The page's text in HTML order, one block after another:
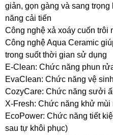
giản, gọn gàng và sang
năng cải tiến
Công nghệ xả xoáy cuốn trôi
Công nghệ Aqua Ceramic
trong suốt thời gian sử dụng
E-Clean: Chức năng phun
EvaClean: Chức năng vệ
CozyCare: Chức năng sưởi
X-Fresh: Chức năng khử mùi
EcoPower: Chức năng tiết
sau tự khôi phục)